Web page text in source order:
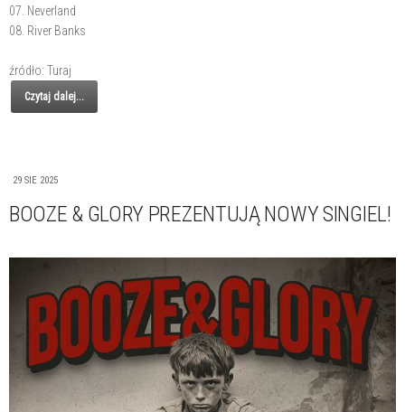
07. Neverland
08. River Banks
źródło: Turaj
Czytaj dalej...
29 SIE 2025
BOOZE & GLORY PREZENTUJĄ NOWY SINGIEL!